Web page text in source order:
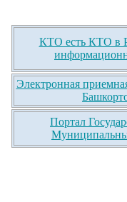
КТО есть КТО в
Электронная
Портал